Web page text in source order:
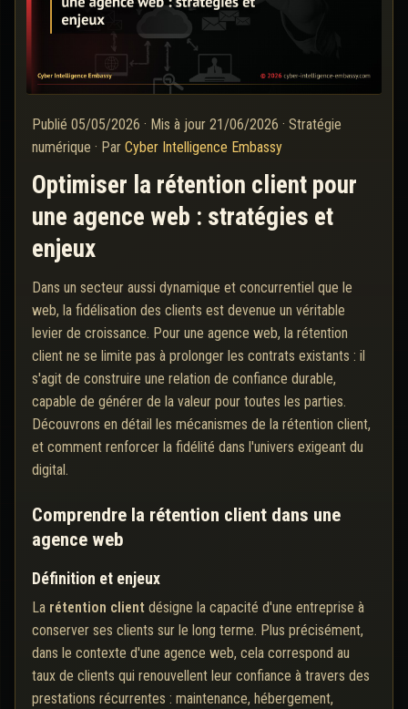
Publié 05/05/2026 · Mis à jour 21/06/2026 · Stratégie
numérique · Par Cyber Intelligence Embassy
Optimiser la rétention client pour
une agence web : stratégies et
enjeux
Dans un secteur aussi dynamique et concurrentiel que le
web, la fidélisation des clients est devenue un véritable
levier de croissance. Pour une agence web, la rétention
client ne se limite pas à prolonger les contrats existants : il
s'agit de construire une relation de confiance durable,
capable de générer de la valeur pour toutes les parties.
Découvrons en détail les mécanismes de la rétention client,
et comment renforcer la fidélité dans l'univers exigeant du
digital.
Comprendre la rétention client dans une
agence web
Définition et enjeux
La rétention client désigne la capacité d'une entreprise à
conserver ses clients sur le long terme. Plus précisément,
dans le contexte d'une agence web, cela correspond au
taux de clients qui renouvellent leur confiance à travers des
prestations récurrentes : maintenance, hébergement,